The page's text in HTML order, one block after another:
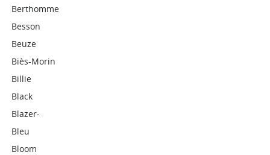
Berthomme
Besson
Beuze
Biès-Morin
Billie
Black
Blazer-
Bleu
Bloom